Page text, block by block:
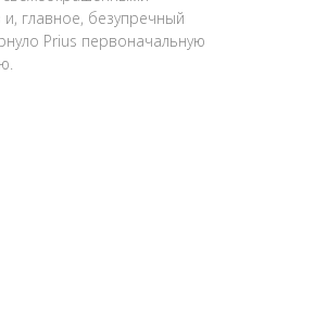
главное, безупречный
Prius первоначальную